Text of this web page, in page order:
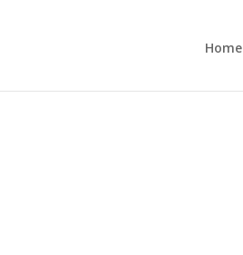
Home